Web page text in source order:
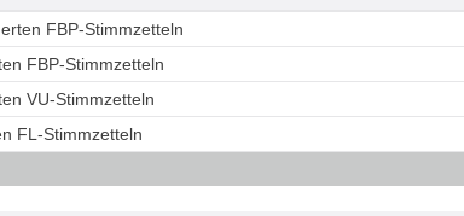
FBP-Stimmzetteln
FBP-Stimmzetteln
VU-Stimmzetteln
FL-Stimmzetteln